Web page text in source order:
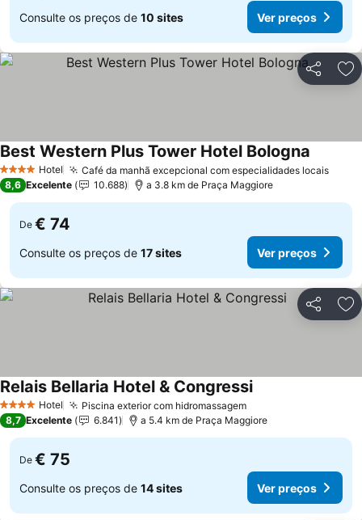
Consulte os preços de 10 sites Ver preços
Partilhar
4 EstrelasHotel Café da manhã excepcional com especialidades locais
Best Western Plus Tower Hotel Bologna
8,6 Excelente 10.688 a 3.8 km de Praça Maggiore
De € 74
Consulte os preços de 17 sites Ver preços
Partilhar
4 EstrelasHotel Piscina exterior com hidromassagem
Relais Bellaria Hotel & Congressi
8,7 Excelente 6.841 a 5.4 km de Praça Maggiore
De € 75
Consulte os preços de 14 sites Ver preços